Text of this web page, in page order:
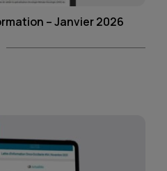
– Janvier 2026